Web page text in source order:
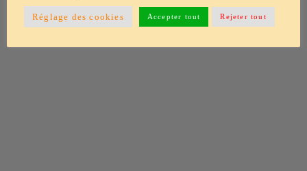
Réglage des cookies Accepter tout Rejeter tout